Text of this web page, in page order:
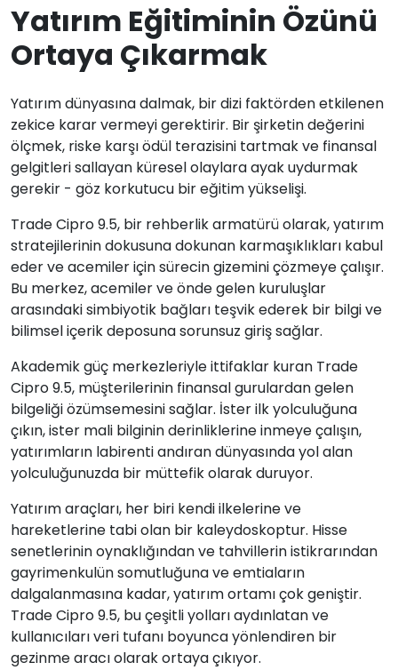
Yatırım Eğitiminin Özünü
Ortaya Çıkarmak
Yatırım dünyasına dalmak, bir dizi faktörden etkilenen
zekice karar vermeyi gerektirir. Bir şirketin değerini
ölçmek, riske karşı ödül terazisini tartmak ve finansal
gelgitleri sallayan küresel olaylara ayak uydurmak
gerekir - göz korkutucu bir eğitim yükselişi.
Trade Cipro 9.5, bir rehberlik armatürü olarak, yatırım
stratejilerinin dokusuna dokunan karmaşıklıkları kabul
eder ve acemiler için sürecin gizemini çözmeye çalışır.
Bu merkez, acemiler ve önde gelen kuruluşlar
arasındaki simbiyotik bağları teşvik ederek bir bilgi ve
bilimsel içerik deposuna sorunsuz giriş sağlar.
Akademik güç merkezleriyle ittifaklar kuran Trade
Cipro 9.5, müşterilerinin finansal gurulardan gelen
bilgeliği özümsemesini sağlar. İster ilk yolculuğuna
çıkın, ister mali bilginin derinliklerine inmeye çalışın,
yatırımların labirenti andıran dünyasında yol alan
yolculuğunuzda bir müttefik olarak duruyor.
Yatırım araçları, her biri kendi ilkelerine ve
hareketlerine tabi olan bir kaleydoskoptur. Hisse
senetlerinin oynaklığından ve tahvillerin istikrarından
gayrimenkulün somutluğuna ve emtiaların
dalgalanmasına kadar, yatırım ortamı çok geniştir.
Trade Cipro 9.5, bu çeşitli yolları aydınlatan ve
kullanıcıları veri tufanı boyunca yönlendiren bir
gezinme aracı olarak ortaya çıkıyor.